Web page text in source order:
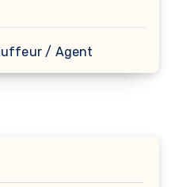
/ Agent